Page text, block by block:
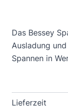
Das Bessey
Ausladung
Spannen in
Lieferzeit